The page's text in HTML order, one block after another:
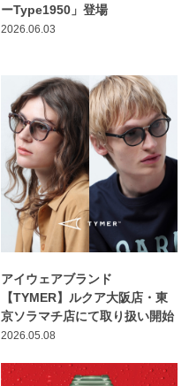
ーType1950」登場
2026.06.03
アイウェアブランド
【TYMER】ルクア大阪店・東
京ソラマチ店にて取り扱い開始
2026.05.08